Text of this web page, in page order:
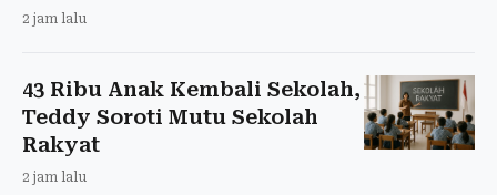
2 jam lalu
43 Ribu Anak Kembali Sekolah,
Teddy Soroti Mutu Sekolah
Rakyat
2 jam lalu